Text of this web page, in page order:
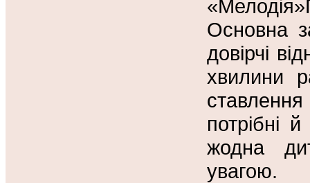
Основна
довірчі
хвилини
потрібні
жодна
увагою.